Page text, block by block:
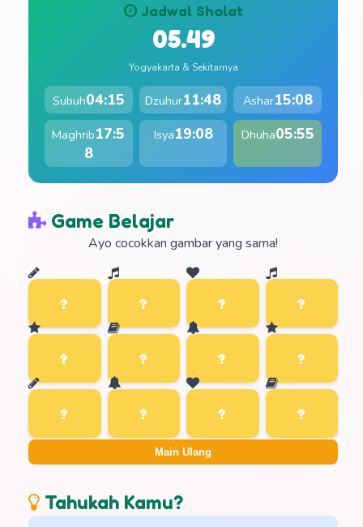
Jadwal Sholat
05.49
Yogyakarta & Sekitarnya
Subuh04:15 Dzuhur11:48 Ashar15:08
Maghrib17:5
8
Isya19:08 Dhuha05:55
Game Belajar
Ayo cocokkan gambar yang sama!
Main Ulang
Tahukah Kamu?